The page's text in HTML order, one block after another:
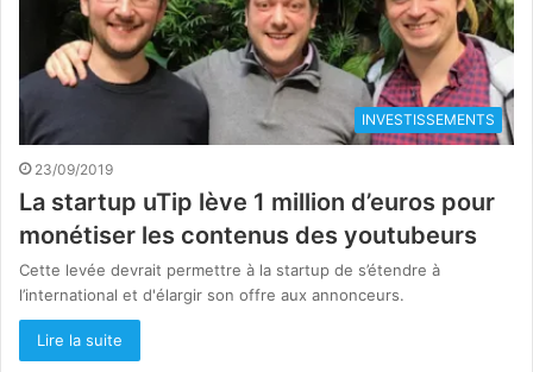
INVESTISSEMENTS
23/09/2019
La startup uTip lève 1 million d’euros pour
monétiser les contenus des youtubeurs
Cette levée devrait permettre à la startup de s’étendre à
l’international et d'élargir son offre aux annonceurs.
Lire la suite